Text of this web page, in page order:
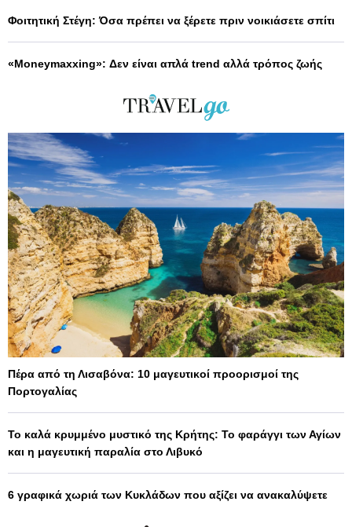
Φοιτητική Στέγη: Όσα πρέπει να ξέρετε πριν νοικιάσετε σπίτι
«Moneymaxxing»: Δεν είναι απλά trend αλλά τρόπος ζωής
Πέρα από τη Λισαβόνα: 10 μαγευτικοί προορισμοί της
Πορτογαλίας
Το καλά κρυμμένο μυστικό της Κρήτης: Το φαράγγι των Αγίων
και η μαγευτική παραλία στο Λιβυκό
6 γραφικά χωριά των Κυκλάδων που αξίζει να ανακαλύψετε